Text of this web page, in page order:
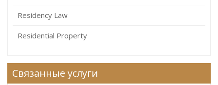
Residency Law
Residential Property
Связанные услуги